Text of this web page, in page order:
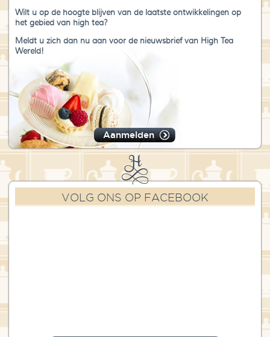
Wilt u op de hoogte blijven van de laatste ontwikkelingen op
het gebied van high tea?
Meldt u zich dan nu aan voor de nieuwsbrief van High Tea
Wereld!
Aanmelden
VOLG ONS OP FACEBOOK